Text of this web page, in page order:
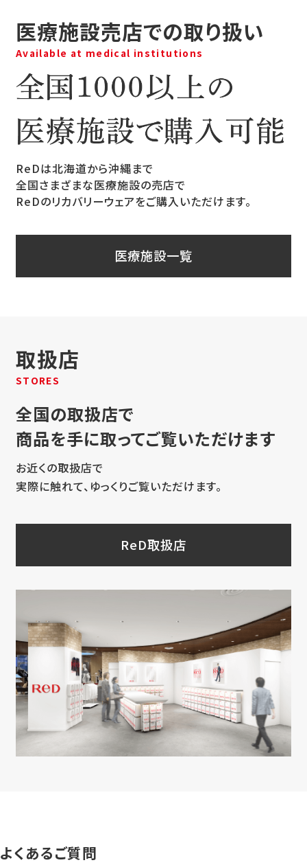
医療施設売店での取り扱い
Available at medical institutions
ReDは北海道から沖縄まで
全国さまざまな医療施設の売店で
ReDのリカバリーウェアをご購入いただけます。
医療施設一覧
取扱店
STORES
全国の取扱店で
商品を手に取ってご覧いただけます
お近くの取扱店で
実際に触れて、ゆっくりご覧いただけます。
ReD取扱店
よくあるご質問